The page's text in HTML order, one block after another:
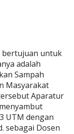
bertujuan untuk
adalah
Sampah
Masyarakat
Aparatur
UTM dengan
sebagai Dosen